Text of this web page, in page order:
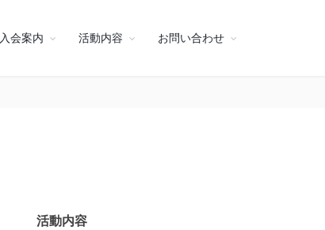
入会案内 活動内容 お問い合わせ
活動内容